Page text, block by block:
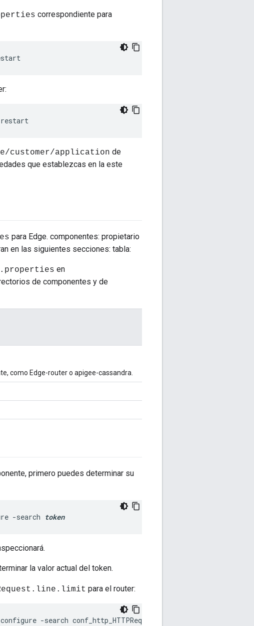
correspondiente para
restart
customer/application de
que establezcas en la este
para Edge. componentes: propietario
en las siguientes secciones: tabla:
.properties en
de componentes y de
como Edge-router o apigee-cassandra.
primero puedes determinar su
-search token
la valor actual del token.
para el router:
-search conf_http_HTTPRequest.line.limit